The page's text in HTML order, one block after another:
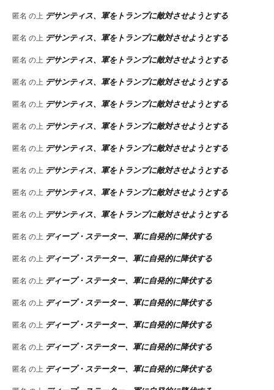
匿名 の上 デサンティス、軍をトランプに敵対させようとする
匿名 の上 デサンティス、軍をトランプに敵対させようとする
匿名 の上 デサンティス、軍をトランプに敵対させようとする
匿名 の上 デサンティス、軍をトランプに敵対させようとする
匿名 の上 デサンティス、軍をトランプに敵対させようとする
匿名 の上 デサンティス、軍をトランプに敵対させようとする
匿名 の上 デサンティス、軍をトランプに敵対させようとする
匿名 の上 デサンティス、軍をトランプに敵対させようとする
匿名 の上 デサンティス、軍をトランプに敵対させようとする
匿名 の上 デサンティス、軍をトランプに敵対させようとする
匿名 の上 ディープ・ステーター、軍に自発的に降伏する
匿名 の上 ディープ・ステーター、軍に自発的に降伏する
匿名 の上 ディープ・ステーター、軍に自発的に降伏する
匿名 の上 ディープ・ステーター、軍に自発的に降伏する
匿名 の上 ディープ・ステーター、軍に自発的に降伏する
匿名 の上 ディープ・ステーター、軍に自発的に降伏する
匿名 の上 ディープ・ステーター、軍に自発的に降伏する